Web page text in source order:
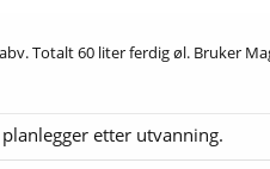
Totalt 60 liter ferdig øl. Bruker
etter utvanning.